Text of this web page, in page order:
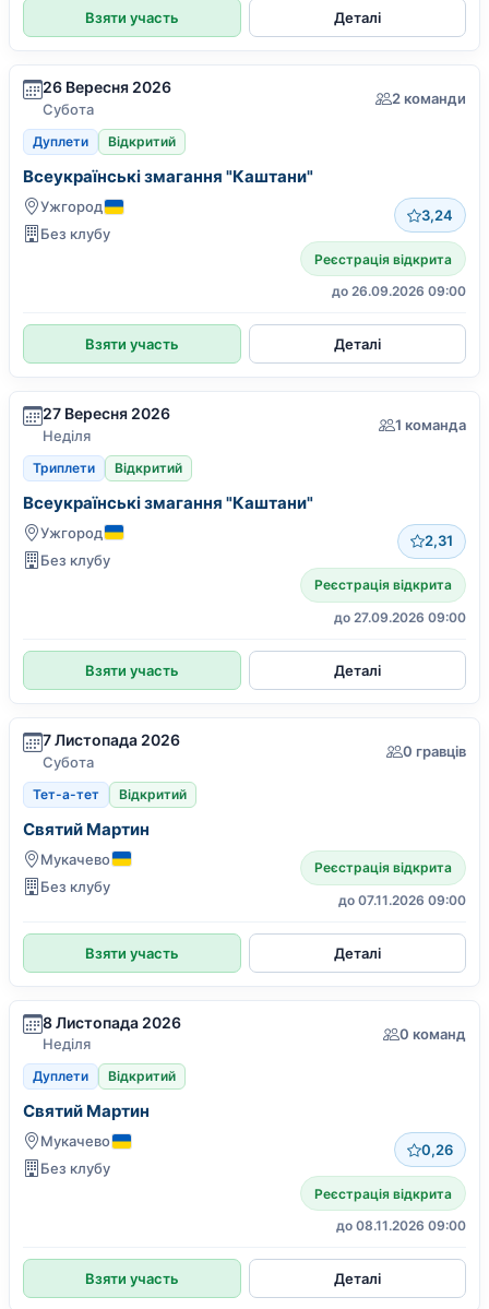
Взяти участь Деталі
26 Вересня 2026
Субота
2 команди
Дуплети Відкритий
Всеукраїнські змагання "Каштани"
Ужгород
Без клубу
3,24
Реєстрація відкрита
до 26.09.2026 09:00
Взяти участь Деталі
27 Вересня 2026
Неділя
1 команда
Триплети Відкритий
Всеукраїнські змагання "Каштани"
Ужгород
Без клубу
2,31
Реєстрація відкрита
до 27.09.2026 09:00
Взяти участь Деталі
7 Листопада 2026
Субота
0 гравців
Тет-а-тет Відкритий
Святий Мартин
Мукачево
Без клубу
Реєстрація відкрита
до 07.11.2026 09:00
Взяти участь Деталі
8 Листопада 2026
Неділя
0 команд
Дуплети Відкритий
Святий Мартин
Мукачево
Без клубу
0,26
Реєстрація відкрита
до 08.11.2026 09:00
Взяти участь Деталі